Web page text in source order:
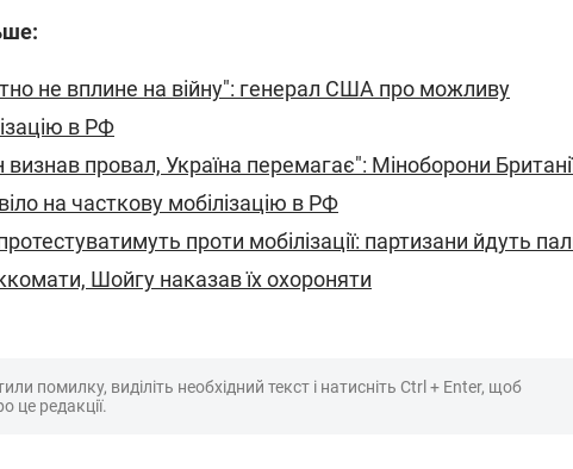
не вплине на війну": генерал США про можливу
в РФ
визнав провал, Україна перемагає": Міноборони
на часткову мобілізацію в РФ
проти мобілізації: партизани йдуть
Шойгу наказав їх охороняти
помилку, виділіть необхідний текст і натисніть Ctrl + Enter, щоб
це редакції.